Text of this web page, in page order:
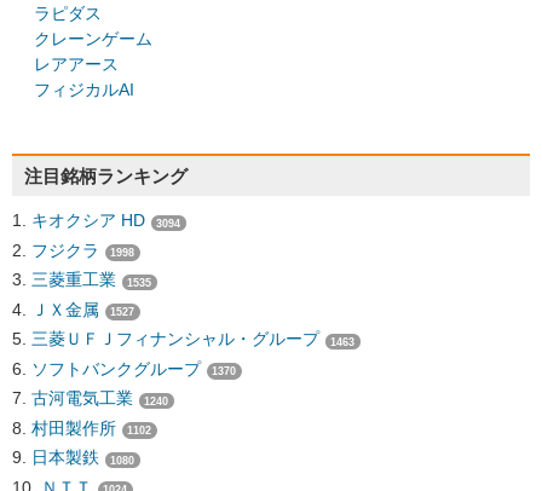
ラピダス
クレーンゲーム
レアアース
フィジカルAI
注目銘柄ランキング
キオクシア HD 3094
フジクラ 1998
三菱重工業 1535
ＪＸ金属 1527
三菱ＵＦＪフィナンシャル・グループ 1463
ソフトバンクグループ 1370
古河電気工業 1240
村田製作所 1102
日本製鉄 1080